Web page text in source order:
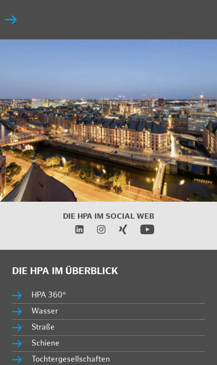
DIE HPA IM SOCIAL WEB
DIE HPA IM ÜBERBLICK
HPA 360°
Wasser
Straße
Schiene
Tochtergesellschaften